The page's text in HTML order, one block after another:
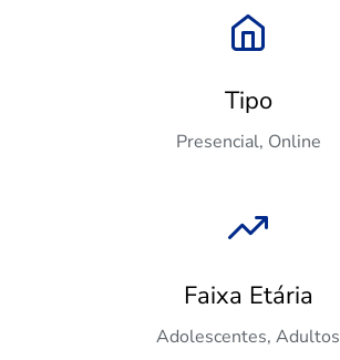
Tipo
Presencial, Online
Faixa Etária
Adolescentes, Adultos